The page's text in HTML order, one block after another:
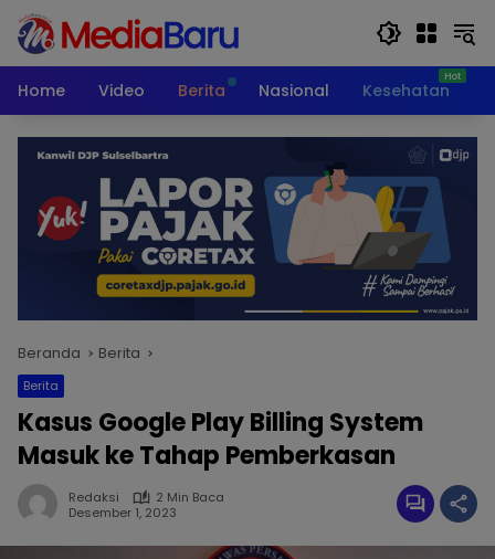
Langsung
konten
Home
Video Berita Nasional Kesehatan
Beranda Berita
Berita
Kasus Google Play Billing System
Masuk ke Tahap Pemberkasan
Redaksi
2 Min Baca
Desember 1, 2023